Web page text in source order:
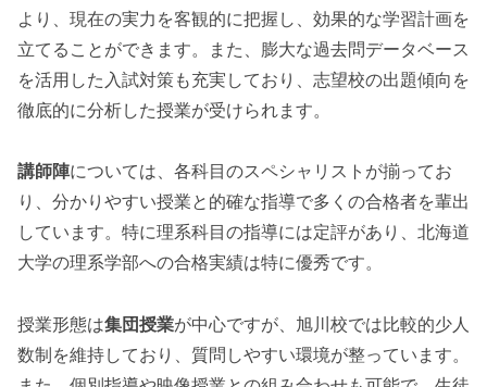
より、現在の実力を客観的に把握し、効果的な学習計画を
立てることができます。また、膨大な過去問データベース
を活用した入試対策も充実しており、志望校の出題傾向を
徹底的に分析した授業が受けられます。
講師陣については、各科目のスペシャリストが揃ってお
り、分かりやすい授業と的確な指導で多くの合格者を輩出
しています。特に理系科目の指導には定評があり、北海道
大学の理系学部への合格実績は特に優秀です。
授業形態は集団授業が中心ですが、旭川校では比較的少人
数制を維持しており、質問しやすい環境が整っています。